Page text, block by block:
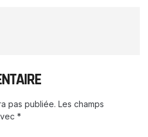
pas publiée. Les champs
*